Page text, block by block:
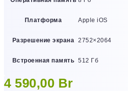
Платформа Apple iOS
Разрешение экрана 2752×2064
Встроенная память 512 Гб
4 590,00 Br